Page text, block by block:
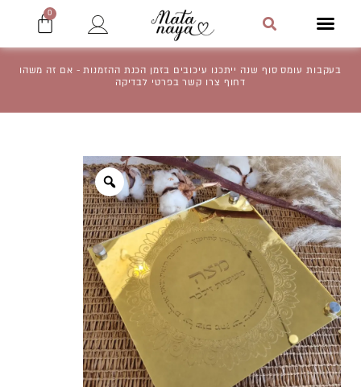
תפריט חיפוש
0
בעקבות עומס סוף שנה ייתכנו עיכובים בזמן הכנת ההזמנות - אם זה משהו
דחוף צרו קשר בפרטי לבדיקה